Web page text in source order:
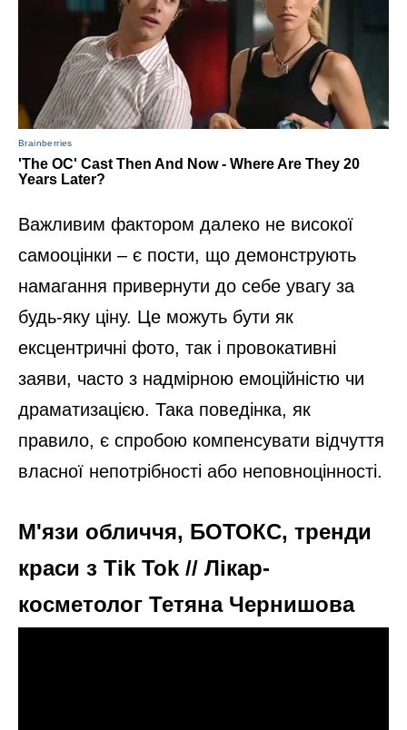
Важливим фактором далеко не високої
самооцінки – є пости, що демонструють
намагання привернути до себе увагу за
будь-яку ціну. Це можуть бути як
ексцентричні фото, так і провокативні
заяви, часто з надмірною емоційністю чи
драматизацією. Така поведінка, як
правило, є спробою компенсувати відчуття
власної непотрібності або неповноцінності.
М'язи обличчя, БОТОКС, тренди
краси з Tik Tok // Лікар-
косметолог Тетяна Чернишова